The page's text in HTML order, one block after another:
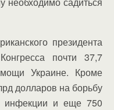
президента
почти 37,7
Украине. Кроме
долларов на борьбу
инфекции и еще 750